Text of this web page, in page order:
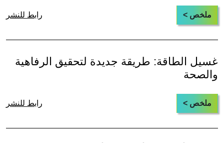
ملخص > رابط للنشر
غسيل الطاقة: طريقة جديدة لتحقيق الرفاهية
والصحة
ملخص > رابط للنشر